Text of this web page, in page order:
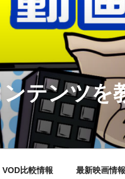
テンツを
VOD比較情報 最新映画情報